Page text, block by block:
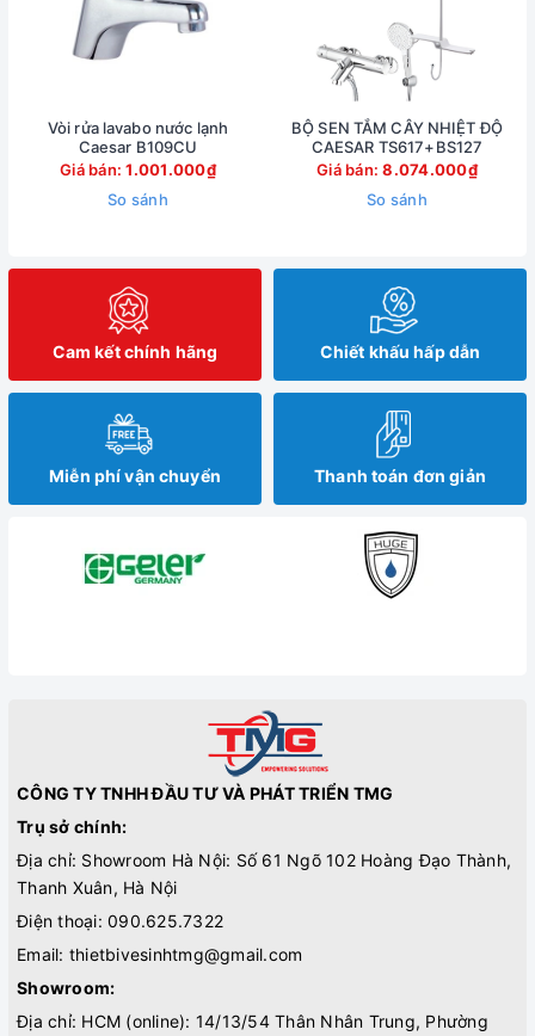
Vòi rửa lavabo nước lạnh
Caesar B109CU
Giá bán:1.001.000₫
So sánh
BỘ SEN TẮM CÂY NHIỆT ĐỘ
CAESAR TS617+BS127
Giá bán:8.074.000₫
So sánh
Cam kết chính hãng Chiết khấu hấp dẫn
Miễn phí vận chuyển Thanh toán đơn giản
CÔNG TY TNHH ĐẦU TƯ VÀ PHÁT TRIỂN TMG
Trụ sở chính:
Địa chỉ: Showroom Hà Nội: Số 61 Ngõ 102 Hoàng Đạo Thành,
Thanh Xuân, Hà Nội
Điện thoại: 090.625.7322
Email: thietbivesinhtmg@gmail.com
Showroom:
Địa chỉ: HCM (online): 14/13/54 Thân Nhân Trung, Phường